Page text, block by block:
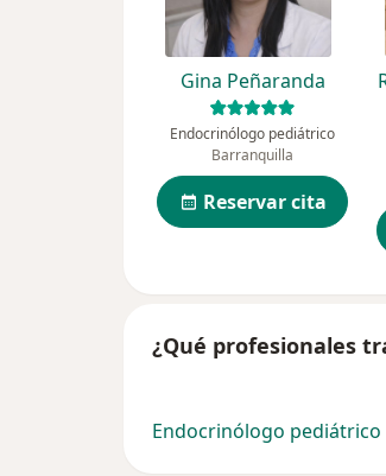
Gina Peñaranda
Endocrinólogo pediátrico
Barranquilla
Reservar cita
¿Qué profesionales
Endocrinólogo pediátrico